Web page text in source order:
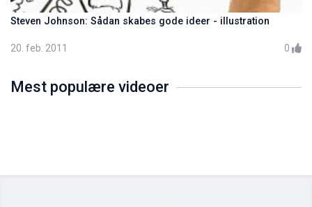
Steven Johnson: Sådan skabes gode ideer - illustration
20. feb. 2011 0
Mest populære videoer